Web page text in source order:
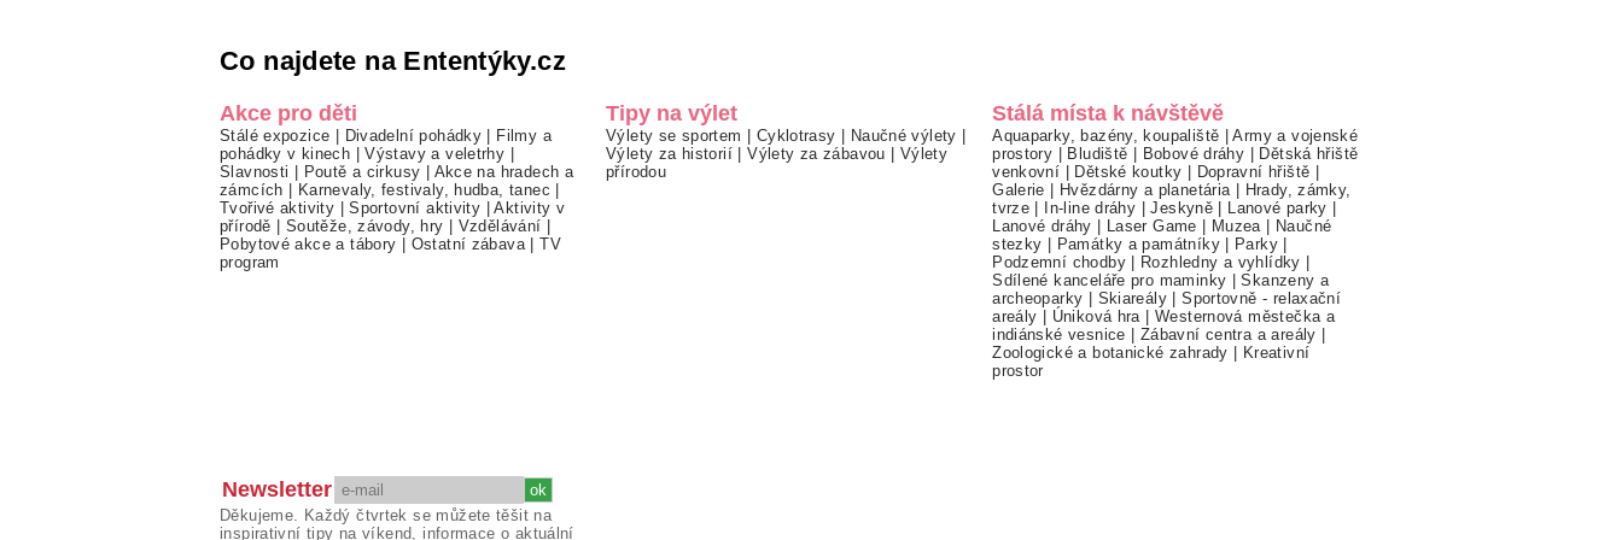
Co najdete na Ententýky.cz
Akce pro děti
Stálé expozice | Divadelní pohádky | Filmy a
pohádky v kinech |Výstavy a veletrhy |
Slavnosti | Poutě a cirkusy | Akce na hradech a
zámcích | Karnevaly, festivaly, hudba, tanec |
Tvořivé aktivity |Sportovní aktivity |Aktivity v
přírodě | Soutěže, závody, hry | Vzdělávání |
Pobytové akce a tábory | Ostatní zábava |TV
program
Tipy na výlet
Výlety se sportem | Cyklotrasy | Naučné výlety |
Výlety za historií |Výlety za zábavou | Výlety
přírodou
Stálá místa k návštěvě
Aquaparky, bazény, koupaliště |Army a vojenské
prostory | Bludiště | Bobové dráhy | Dětská hřiště
venkovní | Dětské koutky | Dopravní hřiště |
Galerie | Hvězdárny a planetária | Hrady, zámky,
tvrze | In-line dráhy |Jeskyně | Lanové parky |
Lanové dráhy | Laser Game | Muzea | Naučné
stezky | Památky a památníky| Parky |
Podzemní chodby| Rozhledny a vyhlídky |
Sdílené kanceláře pro maminky |Skanzeny a
archeoparky | Skiareály |Sportovně - relaxační
areály | Úniková hra |Westernová městečka a
indiánské vesnice | Zábavní centra a areály |
Zoologické a botanické zahrady | Kreativní
prostor
Newsletter
Děkujeme. Každý čtvrtek se můžete těšit na
inspirativní tipy na víkend, informace o aktuální